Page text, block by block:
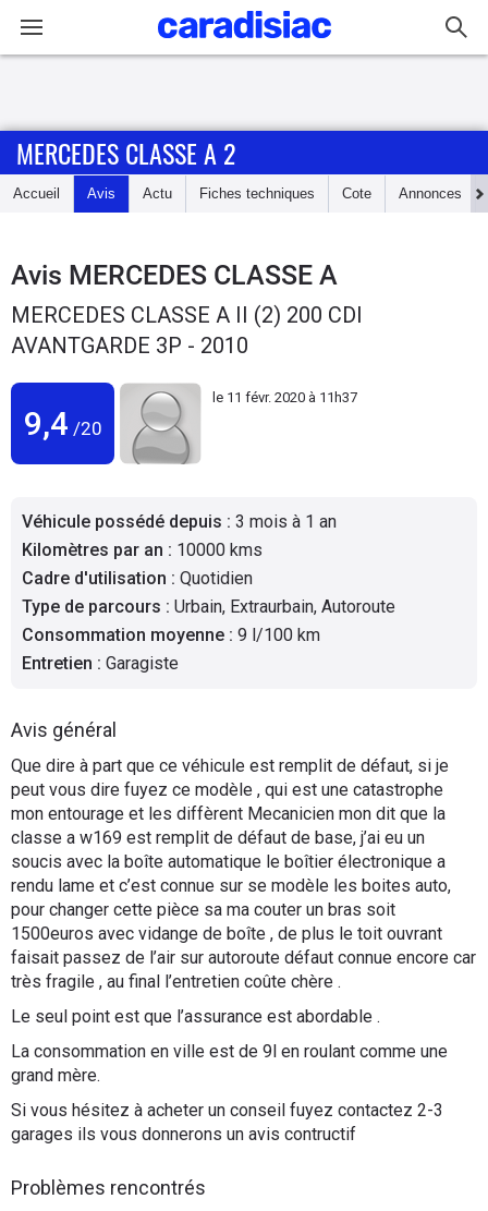
Accueil
Essais
Guide
d'achat
Utilitaires
Flottes
Auto
Services
Forum
Marques
MERCEDES CLASSE A 2
Accueil Avis Actu Fiches techniques Cote Annonces
Avis MERCEDES CLASSE A
MERCEDES CLASSE A II (2) 200 CDI
AVANTGARDE 3P - 2010
9,4 /20
le 11 févr. 2020 à 11h37
Véhicule possédé depuis : 3 mois à 1 an
Kilomètres par an : 10000 kms
Cadre d'utilisation : Quotidien
Type de parcours : Urbain, Extraurbain, Autoroute
Consommation moyenne : 9 l/100 km
Entretien : Garagiste
Avis général
Que dire à part que ce véhicule est remplit de défaut, si je
peut vous dire fuyez ce modèle , qui est une catastrophe
mon entourage et les diffèrent Mecanicien mon dit que la
classe a w169 est remplit de défaut de base, j’ai eu un
soucis avec la boîte automatique le boîtier électronique a
rendu lame et c’est connue sur se modèle les boites auto,
pour changer cette pièce sa ma couter un bras soit
1500euros avec vidange de boîte , de plus le toit ouvrant
faisait passez de l’air sur autoroute défaut connue encore car
très fragile , au final l’entretien coûte chère .
Le seul point est que l’assurance est abordable .
La consommation en ville est de 9l en roulant comme une
grand mère.
Si vous hésitez à acheter un conseil fuyez contactez 2-3
garages ils vous donnerons un avis contructif
Problèmes rencontrés